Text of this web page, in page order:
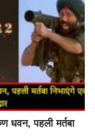
धवन, पहली मर्तबा